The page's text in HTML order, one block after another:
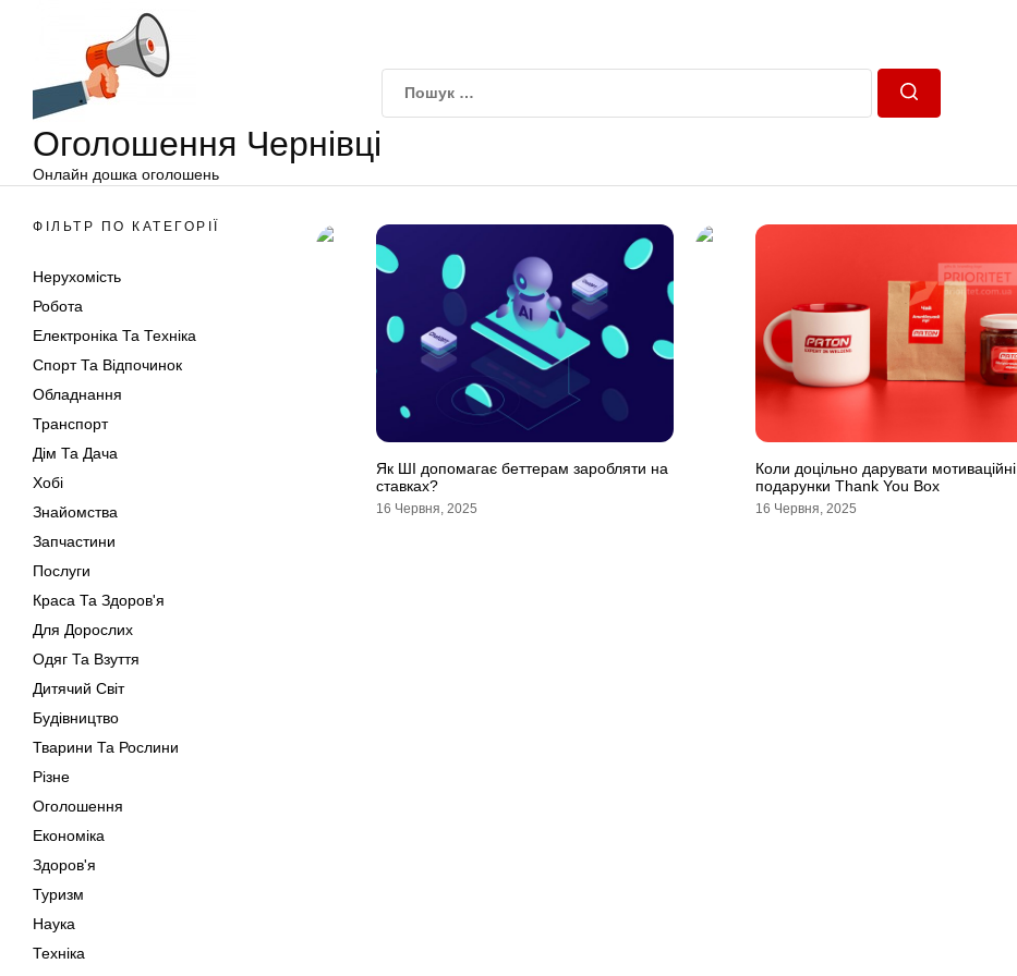
Оголошення Чернівці
Онлайн дошка оголошень
ФІЛЬТР ПО КАТЕГОРІЇ
Нерухомість
Робота
Електроніка Та Техніка
Спорт Та Відпочинок
Обладнання
Транспорт
Дім Та Дача
Хобі
Знайомства
Запчастини
Послуги
Краса Та Здоров'я
Для Дорослих
Одяг Та Взуття
Дитячий Світ
Будівництво
Тварини Та Рослини
Різне
Оголошення
Економіка
Здоров'я
Туризм
Наука
Техніка
Як ШІ допомагає беттерам заробляти на
ставках?
16 Червня, 2025
Коли доцільно дарувати мотиваційні
подарунки Thank You Box
16 Червня, 2025